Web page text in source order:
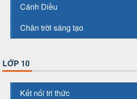
Cánh Diều
Chân trời sáng tạo
LỚP 10
Kết nối tri thức